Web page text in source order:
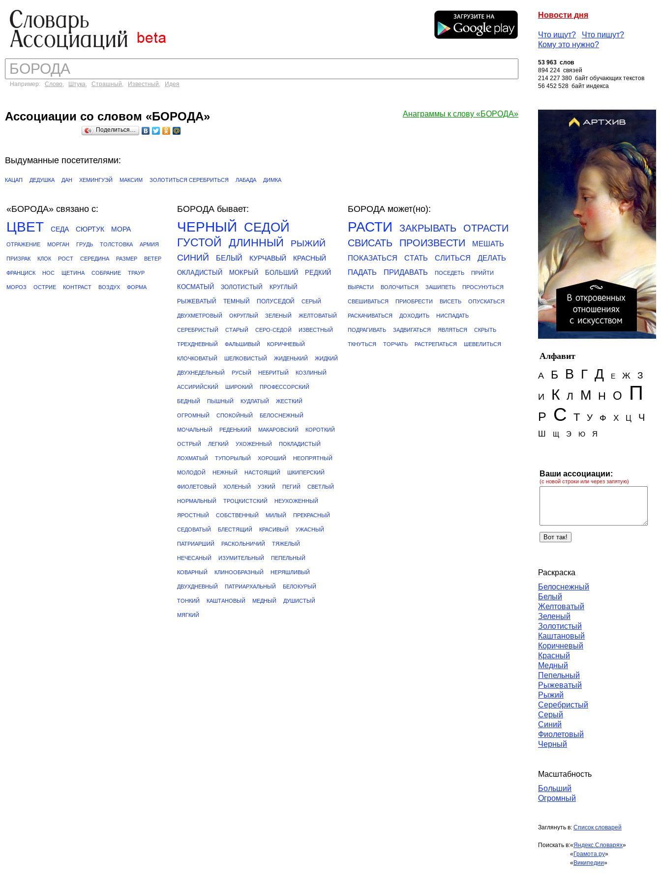
Новости дня
Что ищут?
Что пишут?
Кому это нужно?
Например: Слово, Штука, Страшный, Известный, Идея
53 963 слов
894 224 связей
214 227 380 байт обучающих текстов
56 452 528 байт индекса
Анаграммы к слову «БОРОДА»
Ассоциации со словом «БОРОДА»
Поделиться…
Выдуманные посетителями:
КАЦАП ДЕДУШКА ДАН ХЕМИНГУЭЙ МАКСИМ ЗОЛОТИТЬСЯ СЕРЕБРИТЬСЯ ЛАБАДА ДИМКА
«БОРОДА» связано с:
ЦВЕТ СЕДА СЮРТУК МОРА
ОТРАЖЕНИЕ МОРГАН ГРУДЬ ТОЛСТОВКА АРМИЯ
ПРИЗРАК КЛОК РОСТ СЕРЕДИНА РАЗМЕР ВЕТЕР
ФРАНЦИСК НОС ЩЕТИНА СОБРАНИЕ ТРАУР
МОРОЗ ОСТРИЕ КОНТРАСТ ВОЗДУХ ФОРМА
БОРОДА бывает:
ЧЕРНЫЙ СЕДОЙ
ГУСТОЙ ДЛИННЫЙ
РЫЖИЙ
СИНИЙ
БЕЛЫЙ КУРЧАВЫЙ КРАСНЫЙ
ОКЛАДИСТЫЙ МОКРЫЙ БОЛЬШИЙ
РЕДКИЙ
КОСМАТЫЙ
ЗОЛОТИСТЫЙ КРУГЛЫЙ
РЫЖЕВАТЫЙ ТЕМНЫЙ ПОЛУСЕДОЙ СЕРЫЙ
ДВУХМЕТРОВЫЙ ОКРУГЛЫЙ ЗЕЛЕНЫЙ ЖЕЛТОВАТЫЙ
СЕРЕБРИСТЫЙ СТАРЫЙ СЕРО-СЕДОЙ ИЗВЕСТНЫЙ
ТРЕХДНЕВНЫЙ ФАЛЬШИВЫЙ КОРИЧНЕВЫЙ
КЛОЧКОВАТЫЙ ШЕЛКОВИСТЫЙ ЖИДЕНЬКИЙ ЖИДКИЙ
ДВУХНЕДЕЛЬНЫЙ РУСЫЙ НЕБРИТЫЙ КОЗЛИНЫЙ
АССИРИЙСКИЙ ШИРОКИЙ ПРОФЕССОРСКИЙ
БЕДНЫЙ ПЫШНЫЙ КУДЛАТЫЙ ЖЕСТКИЙ
ОГРОМНЫЙ СПОКОЙНЫЙ БЕЛОСНЕЖНЫЙ
МОЧАЛЬНЫЙ РЕДЕНЬКИЙ МАКАРОВСКИЙ КОРОТКИЙ
ОСТРЫЙ ЛЕГКИЙ УХОЖЕННЫЙ ПОКЛАДИСТЫЙ
ЛОХМАТЫЙ ТУПОРЫЛЫЙ ХОРОШИЙ НЕОПРЯТНЫЙ
МОЛОДОЙ НЕЖНЫЙ НАСТОЯЩИЙ ШКИПЕРСКИЙ
ФИОЛЕТОВЫЙ ХОЛЕНЫЙ УЗКИЙ ПЕГИЙ СВЕТЛЫЙ
НОРМАЛЬНЫЙ ТРОЦКИСТСКИЙ НЕУХОЖЕННЫЙ
ЯРОСТНЫЙ СОБСТВЕННЫЙ МИЛЫЙ ПРЕКРАСНЫЙ
СЕДОВАТЫЙ БЛЕСТЯЩИЙ КРАСИВЫЙ УЖАСНЫЙ
ПАТРИАРШИЙ РАСКОЛЬНИЧИЙ ТЯЖЕЛЫЙ
НЕЧЕСАНЫЙ ИЗУМИТЕЛЬНЫЙ ПЕПЕЛЬНЫЙ
КОВАРНЫЙ КЛИНООБРАЗНЫЙ НЕРЯШЛИВЫЙ
ДВУХДНЕВНЫЙ ПАТРИАРХАЛЬНЫЙ БЕЛОКУРЫЙ
ТОНКИЙ КАШТАНОВЫЙ МЕДНЫЙ ДУШИСТЫЙ
МЯГКИЙ
БОРОДА может(но):
РАСТИ ЗАКРЫВАТЬ
ОТРАСТИ
СВИСАТЬ
ПРОИЗВЕСТИ
МЕШАТЬ
ПОКАЗАТЬСЯ
СТАТЬ СЛИТЬСЯ
ДЕЛАТЬ
ПАДАТЬ
ПРИДАВАТЬ ПОСЕДЕТЬ ПРИЙТИ
ВЫРАСТИ ВОЛОЧИТЬСЯ ЗАШИПЕТЬ ПРОСУНУТЬСЯ
СВЕШИВАТЬСЯ ПРИОБРЕСТИ ВИСЕТЬ ОПУСКАТЬСЯ
РАСКАЧИВАТЬСЯ ДОХОДИТЬ НИСПАДАТЬ
ПОДРАГИВАТЬ ЗАДВИГАТЬСЯ ЯВЛЯТЬСЯ СКРЫТЬ
ТКНУТЬСЯ ТОРЧАТЬ РАСТРЕПАТЬСЯ ШЕВЕЛИТЬСЯ
Алфавит
А
Б В Г Д Е Ж З
И К Л М Н О П
Р С Т У Ф Х Ц Ч
Ш Щ Э Ю Я
Ваши ассоциации:
(с новой строки или через запятую)
Раскраска
Белоснежный
Белый
Желтоватый
Зеленый
Золотистый
Каштановый
Коричневый
Красный
Медный
Пепельный
Рыжеватый
Рыжий
Серебристый
Серый
Синий
Фиолетовый
Черный
Масштабность
Больший
Огромный
Заглянуть в: Список словарей
Поискать в:«Яндекс.Словарях»
« Грамота.ру»
« Википедии»